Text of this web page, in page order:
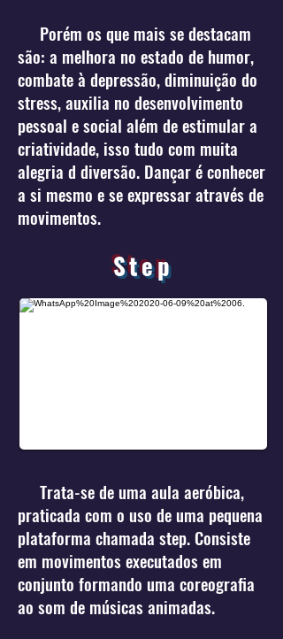
Porém os que mais se destacam
são: a melhora no estado de humor,
combate à depressão, diminuição do
stress, auxilia no desenvolvimento
pessoal e social além de estimular a
criatividade, isso tudo com muita
alegria d diversão. Dançar é conhecer
a si mesmo e se expressar através de
movimentos.
Step
Trata-se de uma aula aeróbica,
praticada com o uso de uma pequena
plataforma chamada step. Consiste
em movimentos executados em
conjunto formando uma coreografia
ao som de músicas animadas.